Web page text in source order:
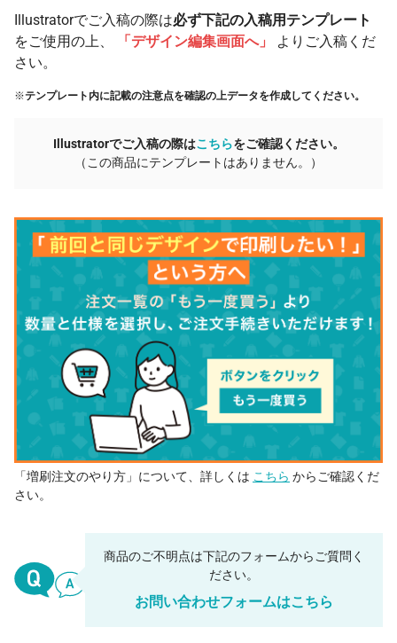
Illustratorでご入稿の際は必ず下記の入稿用テンプレート
をご使用の上、
「デザイン編集画面へ」
よりご入稿くだ
さい。
※テンプレート内に記載の注意点を確認の上データを作成してください。
Illustratorでご入稿の際はこちらをご確認ください。
（この商品にテンプレートはありません。）
「増刷注文のやり方」について、詳しくは こちら からご確認くだ
さい。
商品のご不明点は下記のフォームからご質問く
ださい。
お問い合わせフォームはこちら